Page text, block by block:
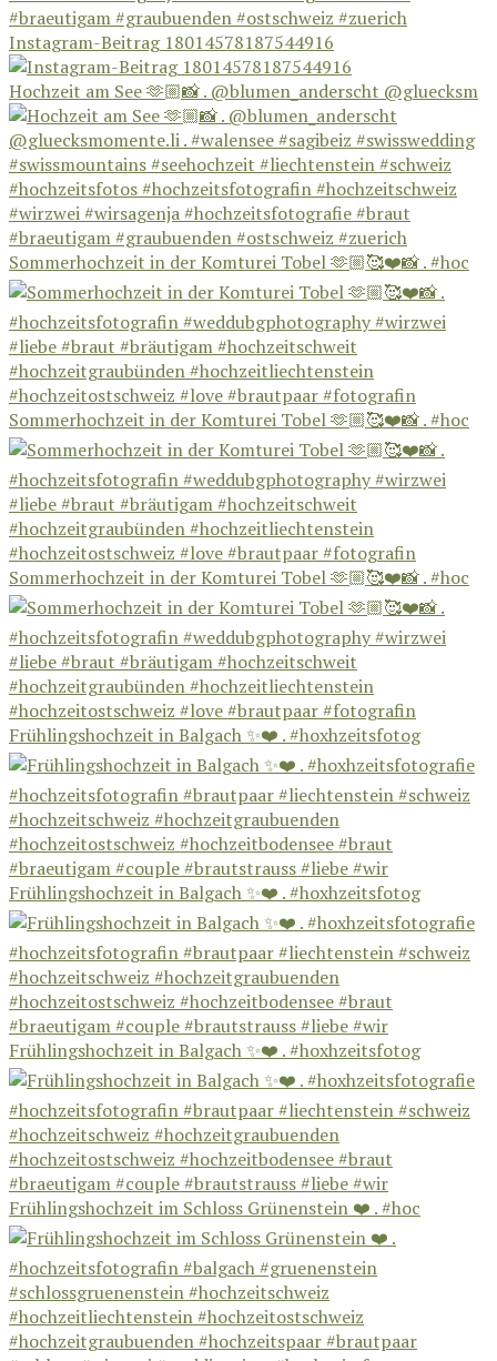
Instagram-Beitrag 18014578187544916
Hochzeit am See 🫶🏼📸 . @blumen_anderscht @gluecksm
Sommerhochzeit in der Komturei Tobel 🫶🏼🥰❤️📸 . #hoc
Sommerhochzeit in der Komturei Tobel 🫶🏼🥰❤️📸 . #hoc
Sommerhochzeit in der Komturei Tobel 🫶🏼🥰❤️📸 . #hoc
Frühlingshochzeit in Balgach ✨❤️ . #hoxhzeitsfotog
Frühlingshochzeit in Balgach ✨❤️ . #hoxhzeitsfotog
Frühlingshochzeit in Balgach ✨❤️ . #hoxhzeitsfotog
Frühlingshochzeit im Schloss Grünenstein ❤️ . #hoc